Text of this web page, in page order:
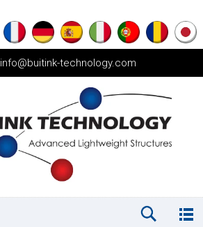
info@buitink-technology.com